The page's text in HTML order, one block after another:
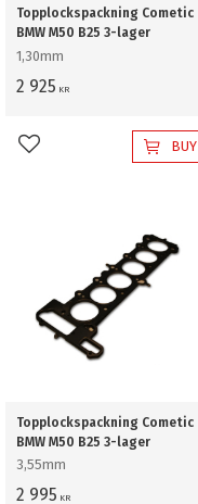
Topplockspackning Cometic
BMW M50 B25 3-lager
1,30mm
2 925 KR
Add to favorites BUY
Topplockspackning Cometic
BMW M50 B25 3-lager
3,55mm
2 995 KR